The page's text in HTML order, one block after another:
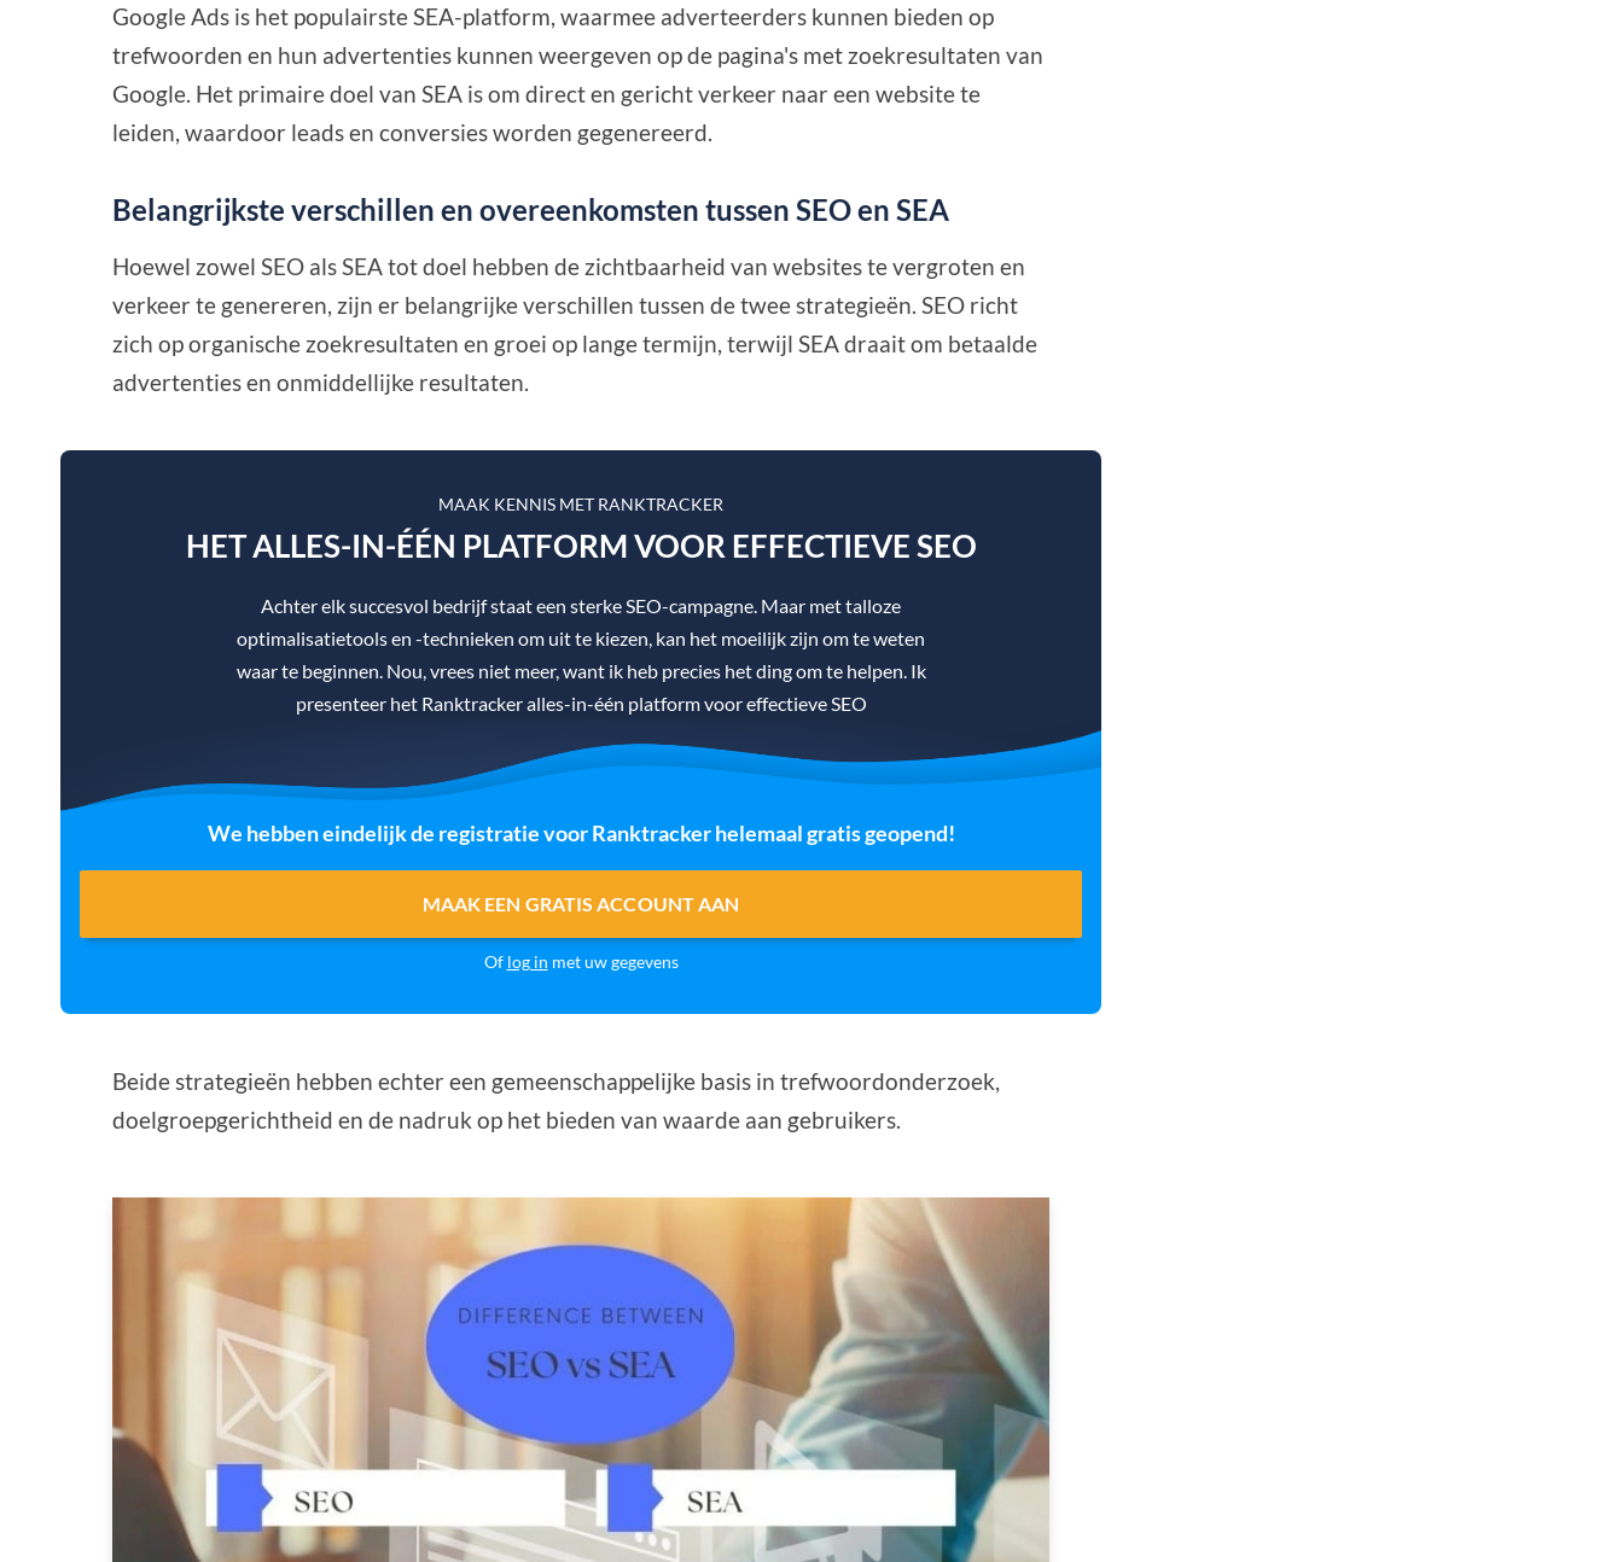
Google Ads is het populairste SEA-platform, waarmee adverteerders kunnen bieden op
trefwoorden en hun advertenties kunnen weergeven op de pagina's met zoekresultaten van
Google. Het primaire doel van SEA is om direct en gericht verkeer naar een website te
leiden, waardoor leads en conversies worden gegenereerd.
Belangrijkste verschillen en overeenkomsten tussen SEO en SEA
Hoewel zowel SEO als SEA tot doel hebben de zichtbaarheid van websites te vergroten en
verkeer te genereren, zijn er belangrijke verschillen tussen de twee strategieën. SEO richt
zich op organische zoekresultaten en groei op lange termijn, terwijl SEA draait om betaalde
advertenties en onmiddellijke resultaten.
MAAK KENNIS MET RANKTRACKER
HET ALLES-IN-ÉÉN PLATFORM VOOR EFFECTIEVE SEO
Achter elk succesvol bedrijf staat een sterke SEO-campagne. Maar met talloze
optimalisatietools en -technieken om uit te kiezen, kan het moeilijk zijn om te weten
waar te beginnen. Nou, vrees niet meer, want ik heb precies het ding om te helpen. Ik
presenteer het Ranktracker alles-in-één platform voor effectieve SEO
We hebben eindelijk de registratie voor Ranktracker helemaal gratis geopend!
MAAK EEN GRATIS ACCOUNT AAN
Of log in met uw gegevens
Beide strategieën hebben echter een gemeenschappelijke basis in trefwoordonderzoek,
doelgroepgerichtheid en de nadruk op het bieden van waarde aan gebruikers.